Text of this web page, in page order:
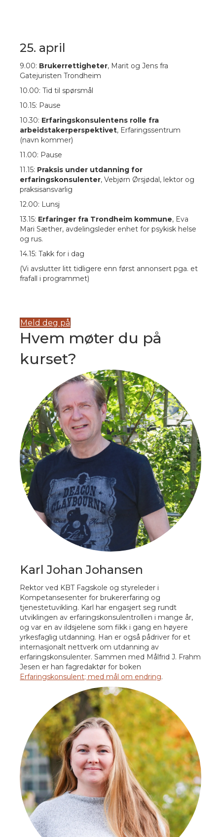
25. april
9.00: Brukerrettigheter, Marit og Jens fra
Gatejuristen Trondheim
10.00: Tid til spørsmål
10.15: Pause
10.30: Erfaringskonsulentens rolle fra
arbeidstakerperspektivet, Erfaringssentrum
(navn kommer)
11.00: Pause
11.15: Praksis under utdanning for
erfaringskonsulenter, Vebjørn Ørsjødal, lektor og
praksisansvarlig
12.00: Lunsj
13.15: Erfaringer fra Trondheim kommune, Eva
Mari Sæther, avdelingsleder enhet for psykisk helse
og rus.
14.15: Takk for i dag
(Vi avslutter litt tidligere enn først annonsert pga. et
frafall i programmet)
Meld deg på
Hvem møter du på
kurset?
Karl Johan Johansen
Rektor ved KBT Fagskole og styreleder i
Kompetansesenter for brukererfaring og
tjenestetuvikling. Karl har engasjert seg rundt
utviklingen av erfaringskonsulentrollen i mange år,
og var en av ildsjelene som fikk i gang en høyere
yrkesfaglig utdanning. Han er også pådriver for et
internasjonalt nettverk om utdanning av
erfaringskonsulenter. Sammen med Målfrid J. Frahm
Jesen er han fagredaktør for boken
Erfaringskonsulent; med mål om endring.